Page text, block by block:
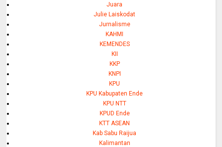
Juara
Julie Laiskodat
Jurnalisme
KAHMI
KEMENDES
KII
KKP
KNPI
KPU
KPU Kabupaten Ende
KPU NTT
KPUD Ende
KTT ASEAN
Kab Sabu Raijua
Kalimantan